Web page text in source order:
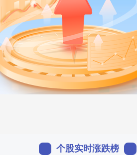
个股实时涨跌榜